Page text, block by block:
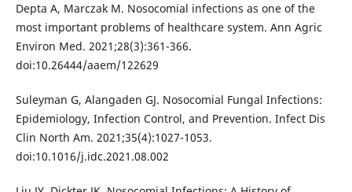
Depta A, Marczak M. Nosocomial infections as one of the
most important problems of healthcare system. Ann Agric
Environ Med. 2021;28(3):361-366.
doi:10.26444/aaem/122629
Suleyman G, Alangaden GJ. Nosocomial Fungal Infections:
Epidemiology, Infection Control, and Prevention. Infect Dis
Clin North Am. 2021;35(4):1027-1053.
doi:10.1016/j.idc.2021.08.002